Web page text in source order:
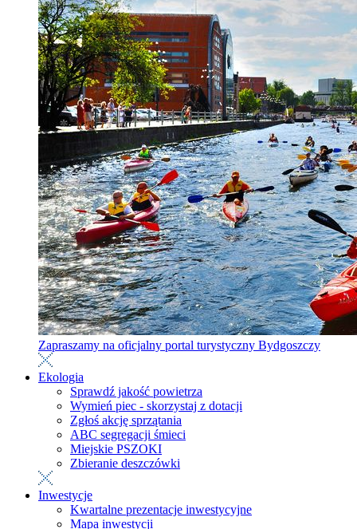
Zapraszamy na oficjalny portal turystyczny Bydgoszczy
Ekologia
Sprawdź jakość powietrza
Wymień piec - skorzystaj z dotacji
Zgłoś akcję sprzątania
ABC segregacji śmieci
Miejskie PSZOKI
Zbieranie deszczówki
Inwestycje
Kwartalne prezentacje inwestycyjne
Mapa inwestycji